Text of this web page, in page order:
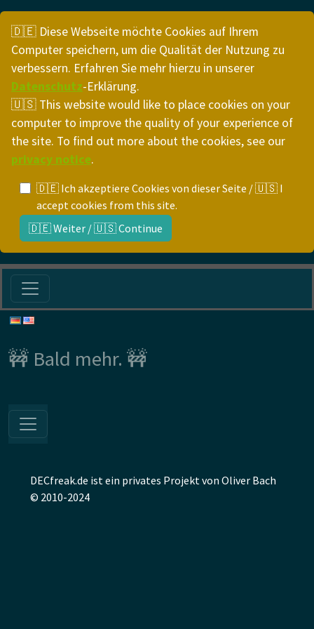
🇩🇪 Diese Webseite möchte Cookies auf Ihrem
Computer speichern, um die Qualität der Nutzung zu
verbessern. Erfahren Sie mehr hierzu in unserer
Datenschutz-Erklärung.
🇺🇸 This website would like to place cookies on your
computer to improve the quality of your experience of
the site. To find out more about the cookies, see our
privacy notice.
🇩🇪 Ich akzeptiere Cookies von dieser Seite / 🇺🇸 I
accept cookies from this site.
🚧 Bald mehr. 🚧
DECfreak.de ist ein privates Projekt von Oliver Bach
© 2010-2024